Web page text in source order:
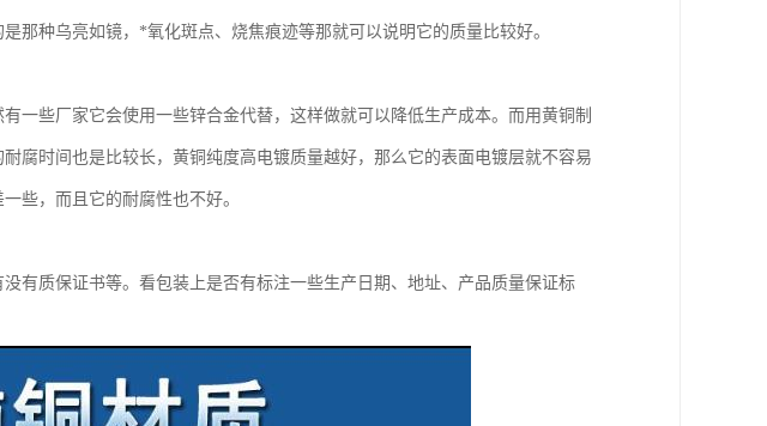
那种乌亮如镜，*氧化斑点、烧焦痕迹等那就可以说明它的质量比较好。
一些厂家它会使用一些锌合金代替，这样做就可以降低生产成本。而用黄铜制
腐时间也是比较长，黄铜纯度高电镀质量越好，那么它的表面电镀层就不容易
些，而且它的耐腐性也不好。
有质保证书等。看包装上是否有标注一些生产日期、地址、产品质量保证标